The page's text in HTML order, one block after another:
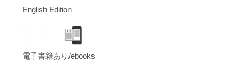
English Edition
電子書籍あり/ebooks